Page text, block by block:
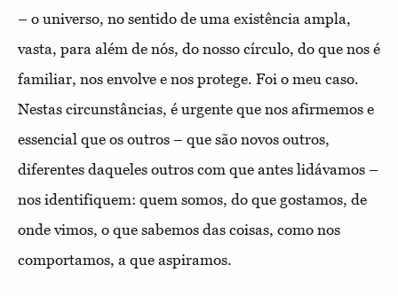
– o universo, no sentido de uma existência ampla,
vasta, para além de nós, do nosso círculo, do que nos é
familiar, nos envolve e nos protege. Foi o meu caso.
Nestas circunstâncias, é urgente que nos afirmemos e
essencial que os outros – que são novos outros,
diferentes daqueles outros com que antes lidávamos –
nos identifiquem: quem somos, do que gostamos, de
onde vimos, o que sabemos das coisas, como nos
comportamos, a que aspiramos.